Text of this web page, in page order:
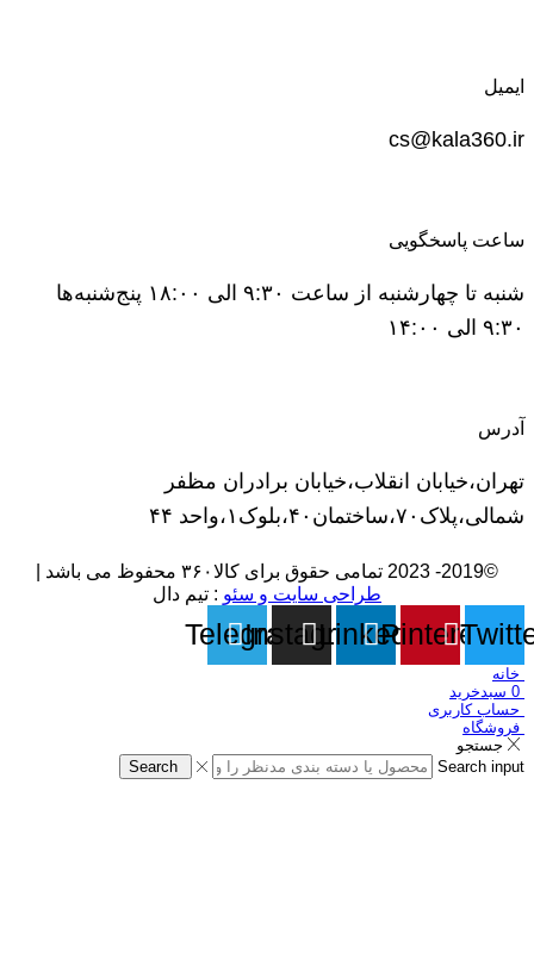
ایمیل
cs@kala360.ir
ساعت پاسخگویی
شنبه تا چهارشنبه از ساعت ۹:۳۰ الی ۱۸:۰۰ پنج‌شنبه‌ها
۹:۳۰ الی ۱۴:۰۰
آدرس
تهران،خیابان انقلاب،خیابان برادران مظفر
شمالی،پلاک۷۰،ساختمان۴۰،بلوک۱،واحد ۴۴
©2019- 2023 تمامی حقوق برای کالا۳۶۰ محفوظ می باشد |
طراحی سایت و سئو : تیم دال
Pinterest
Linkedin
Instagram
Telegram
خانه
0 سبدخرید
حساب کاربری
فروشگاه
جستجو
Search input
Search